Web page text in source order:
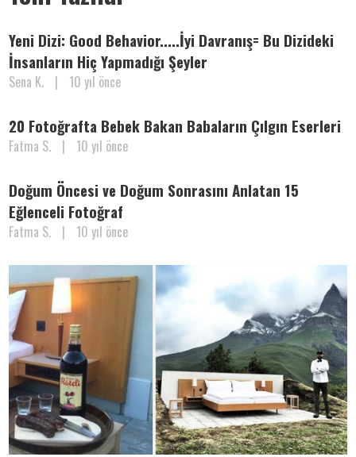
Yeni Dizi: Good Behavior.....İyi Davranış= Bu Dizideki
İnsanların Hiç Yapmadığı Şeyler
Sena K. | 10 yıl önce
20 Fotoğrafta Bebek Bakan Babaların Çılgın Eserleri
Fatma S. | 10 yıl önce
Doğum Öncesi ve Doğum Sonrasını Anlatan 15
Eğlenceli Fotoğraf
Fatma S. | 10 yıl önce